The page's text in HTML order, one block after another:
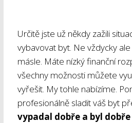
Určitě jste už někdy zažili
vybavovat byt. Ne vždycky
másle. Máte nízký finanční
všechny možnosti můžete
vyřešit. My tohle nabízíme.
profesionálně sladit váš byt
vypadal dobře a byl